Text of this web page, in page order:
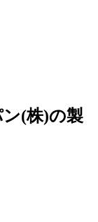
(株)の製